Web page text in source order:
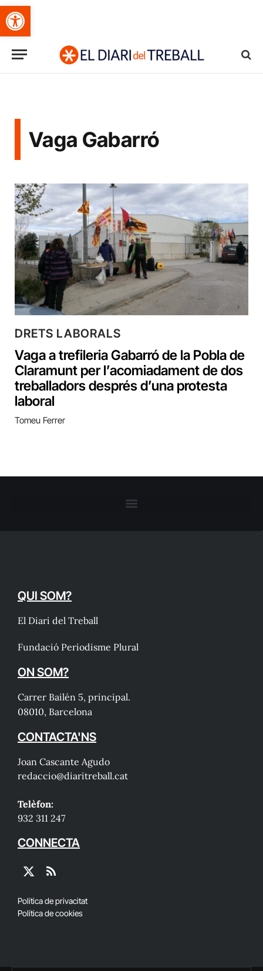
Obre la barra d'eines
Vaga Gabarró
DRETS LABORALS
Vaga a trefileria Gabarró de la Pobla de
Claramunt per l’acomiadament de dos
treballadors després d’una protesta
laboral
Tomeu Ferrer
QUI SOM?
El Diari del Treball
Fundació Periodisme Plural
ON SOM?
Carrer Bailén 5, principal.
08010, Barcelona
CONTACTA'NS
Joan Cascante Agudo
redaccio@diaritreball.cat
Telèfon:
932 311 247
CONNECTA
X
RSS
Política de privacitat
Política de cookies